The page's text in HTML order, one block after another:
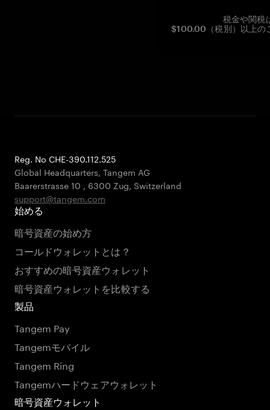
税金や関税
$100.00（税別）以上の
Reg. No CHE-390.112.525
Global Headquarters, Tangem AG
Baarerstrasse 10 , 6300 Zug, Switzerland
support@tangem.com
始める
暗号資産の始め方
コールドウォレットとは？
おすすめの暗号資産ウォレット
暗号資産ウォレットを比較する
製品
Tangem Pay
Tangemモバイル
Tangem Ring
Tangemハードウェアウォレット
暗号資産ウォレット